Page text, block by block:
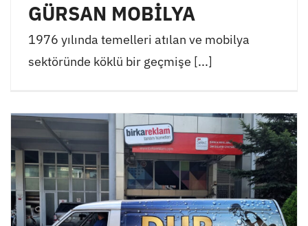
GÜRSAN MOBİLYA
1976 yılında temelleri atılan ve mobilya
sektöründe köklü bir geçmişe [...]